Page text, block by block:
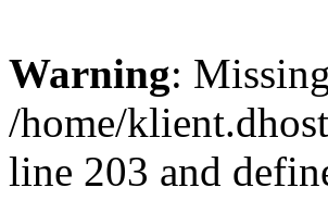
Warning:
/home/
line 203 and